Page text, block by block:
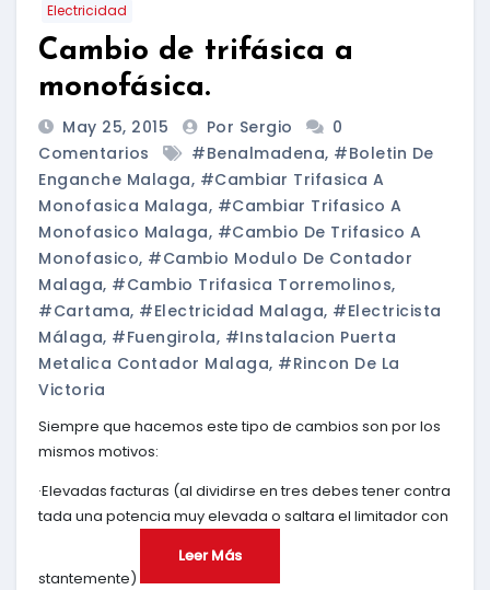
Electricidad
Cambio de trifásica a
monofásica.
May 25, 2015 Por Sergio
0
Comentarios
#benalmadena, #boletin De
Enganche Malaga, #cambiar Trifasica A
Monofasica Malaga, #cambiar Trifasico A
Monofasico Malaga, #cambio De Trifasico A
Monofasico, #cambio Modulo De Contador
Malaga, #cambio Trifasica Torremolinos,
#cartama, #electricidad Malaga, #electricista
Málaga, #fuengirola, #instalacion Puerta
Metalica Contador Malaga, #rincon De La
Victoria
Siempre que hacemos este tipo de cambios son por los
mismos motivos:
·Elevadas facturas (al dividirse en tres debes tener contra
tada una potencia muy elevada o saltara el limitador con
stantemente)
Leer Más